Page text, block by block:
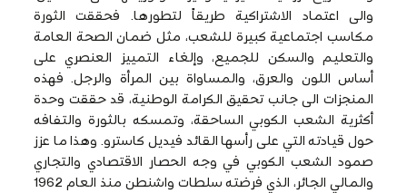
والى اعتماد الاشتراكية طريقاً لتطورها. فحققت الثورة
مكاسب اجتماعية كبيرة للشعب، مثل ضمان الصحة العامة
والتعليم والسكن للجميع، وإلغاء التمييز العنصري على
أساس اللون والعرق، والمساواة بين المرأة والرجل. فهذه
المنجزات الى جانب تحقيق الكرامة الوطنية، قد حققت وحدة
أكثرية الشعب الكوبي الساحقة، وتمسكه بالثورة والتفافه
حول قيادته التي على رأسها القائد فيديل كاسترو. وهذا ما عزز
صمود الشعب الكوبي في وجه الحصار الاقتصادي والتجاري
والمالي الجائر، الذي فرضته سلطات واشنطن منذ العام 1962